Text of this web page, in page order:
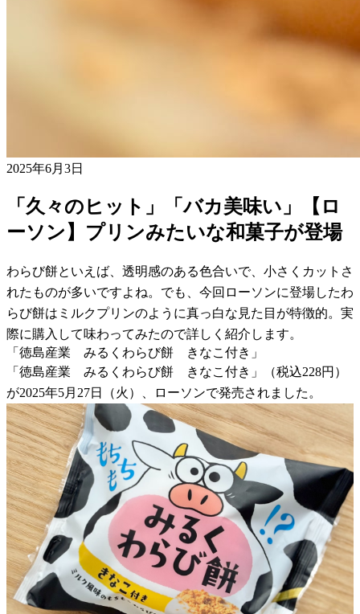
2025年6月3日
「久々のヒット」「バカ美味い」【ロ
ーソン】プリンみたいな和菓子が登場
わらび餅といえば、透明感のある色合いで、小さくカットさ
れたものが多いですよね。でも、今回ローソンに登場したわ
らび餅はミルクプリンのように真っ白な見た目が特徴的。実
際に購入して味わってみたので詳しく紹介します。
「徳島産業 みるくわらび餅 きなこ付き」
「徳島産業 みるくわらび餅 きなこ付き」（税込228円）
が2025年5月27日（火）、ローソンで発売されました。